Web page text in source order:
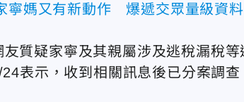
寧媽又有新動作 爆遞交眾量級資料
友質疑家寧及其親屬涉及逃稅漏稅等
表示，收到相關訊息後已分案調查